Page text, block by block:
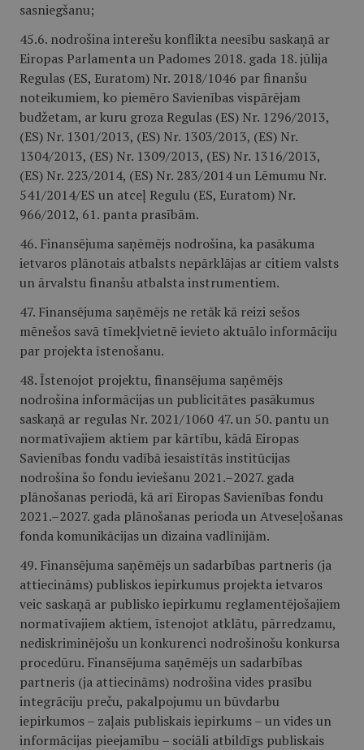
sasniegšanu;
45.6. nodrošina interešu konflikta neesību saskaņā ar
Eiropas Parlamenta un Padomes 2018. gada 18. jūlija
Regulas (ES, Euratom) Nr. 2018/1046 par finanšu
noteikumiem, ko piemēro Savienības vispārējam
budžetam, ar kuru groza Regulas (ES) Nr. 1296/2013,
(ES) Nr. 1301/2013, (ES) Nr. 1303/2013, (ES) Nr.
1304/2013, (ES) Nr. 1309/2013, (ES) Nr. 1316/2013,
(ES) Nr. 223/2014, (ES) Nr. 283/2014 un Lēmumu Nr.
541/2014/ES un atceļ Regulu (ES, Euratom) Nr.
966/2012, 61. panta prasībām.
46. Finansējuma saņēmējs nodrošina, ka pasākuma
ietvaros plānotais atbalsts nepārklājas ar citiem valsts
un ārvalstu finanšu atbalsta instrumentiem.
47. Finansējuma saņēmējs ne retāk kā reizi sešos
mēnešos savā tīmekļvietnē ievieto aktuālo informāciju
par projekta īstenošanu.
48. Īstenojot projektu, finansējuma saņēmējs
nodrošina informācijas un publicitātes pasākumus
saskaņā ar regulas Nr. 2021/1060 47. un 50. pantu un
normatīvajiem aktiem par kārtību, kādā Eiropas
Savienības fondu vadībā iesaistītās institūcijas
nodrošina šo fondu ieviešanu 2021.–2027. gada
plānošanas periodā, kā arī Eiropas Savienības fondu
2021.–2027. gada plānošanas perioda un Atveseļošanas
fonda komunikācijas un dizaina vadlīnijām.
49. Finansējuma saņēmējs un sadarbības partneris (ja
attiecināms) publiskos iepirkumus projekta ietvaros
veic saskaņā ar publisko iepirkumu reglamentējošajiem
normatīvajiem aktiem, īstenojot atklātu, pārredzamu,
nediskriminējošu un konkurenci nodrošinošu konkursa
procedūru. Finansējuma saņēmējs un sadarbības
partneris (ja attiecināms) nodrošina vides prasību
integrāciju preču, pakalpojumu un būvdarbu
iepirkumos – zaļais publiskais iepirkums – un vides un
informācijas pieejamību – sociāli atbildīgs publiskais